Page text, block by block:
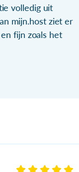
volledig uit
mijn.host ziet er
fijn zoals het